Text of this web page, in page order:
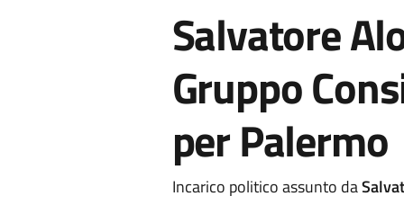
Salvatore
Gruppo
per Palermo
Incarico politico assunto da